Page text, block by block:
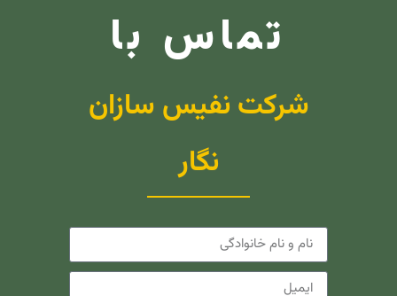
تماس با
شرکت نفیس سازان
نگار